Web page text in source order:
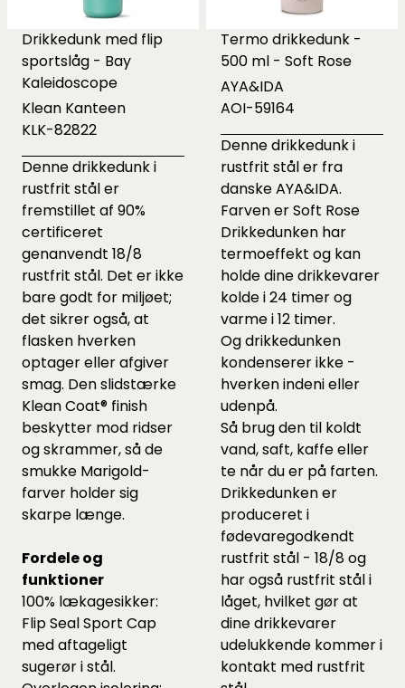
Drikkedunk med flip
sportslåg - Bay
Kaleidoscope
Klean Kanteen
KLK-82822
Denne drikkedunk i
rustfrit stål er
fremstillet af 90%
certificeret
genanvendt 18/8
rustfrit stål. Det er ikke
bare godt for miljøet;
det sikrer også, at
flasken hverken
optager eller afgiver
smag. Den slidstærke
Klean Coat® finish
beskytter mod ridser
og skrammer, så de
smukke Marigold-
farver holder sig
skarpe længe.
Fordele og
funktioner
100% lækagesikker:
Flip Seal Sport Cap
med aftageligt
sugerør i stål.
Termo drikkedunk -
500 ml - Soft Rose
AYA&IDA
AOI-59164
Denne drikkedunk i
rustfrit stål er fra
danske AYA&IDA.
Farven er Soft Rose
Drikkedunken har
termoeffekt og kan
holde dine drikkevarer
kolde i 24 timer og
varme i 12 timer.
Og drikkedunken
kondenserer ikke -
hverken indeni eller
udenpå.
Så brug den til koldt
vand, saft, kaffe eller
te når du er på farten.
Drikkedunken er
produceret i
fødevaregodkendt
rustfrit stål - 18/8 og
har også rustfrit stål i
låget, hvilket gør at
dine drikkevarer
udelukkende kommer i
kontakt med rustfrit